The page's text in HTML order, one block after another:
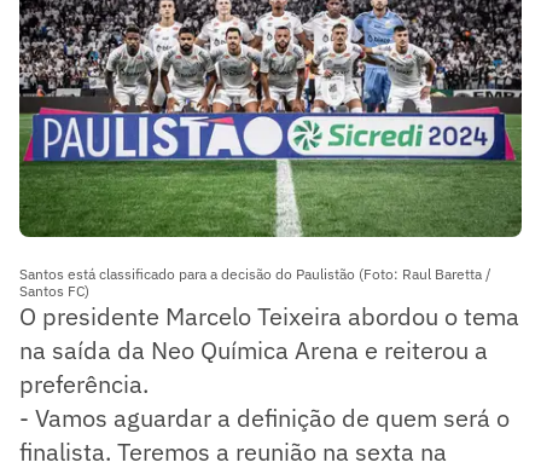
Santos está classificado para a decisão do Paulistão (Foto: Raul Baretta /
Santos FC)
O presidente Marcelo Teixeira abordou o tema
na saída da Neo Química Arena e reiterou a
preferência.
- Vamos aguardar a definição de quem será o
finalista. Teremos a reunião na sexta na